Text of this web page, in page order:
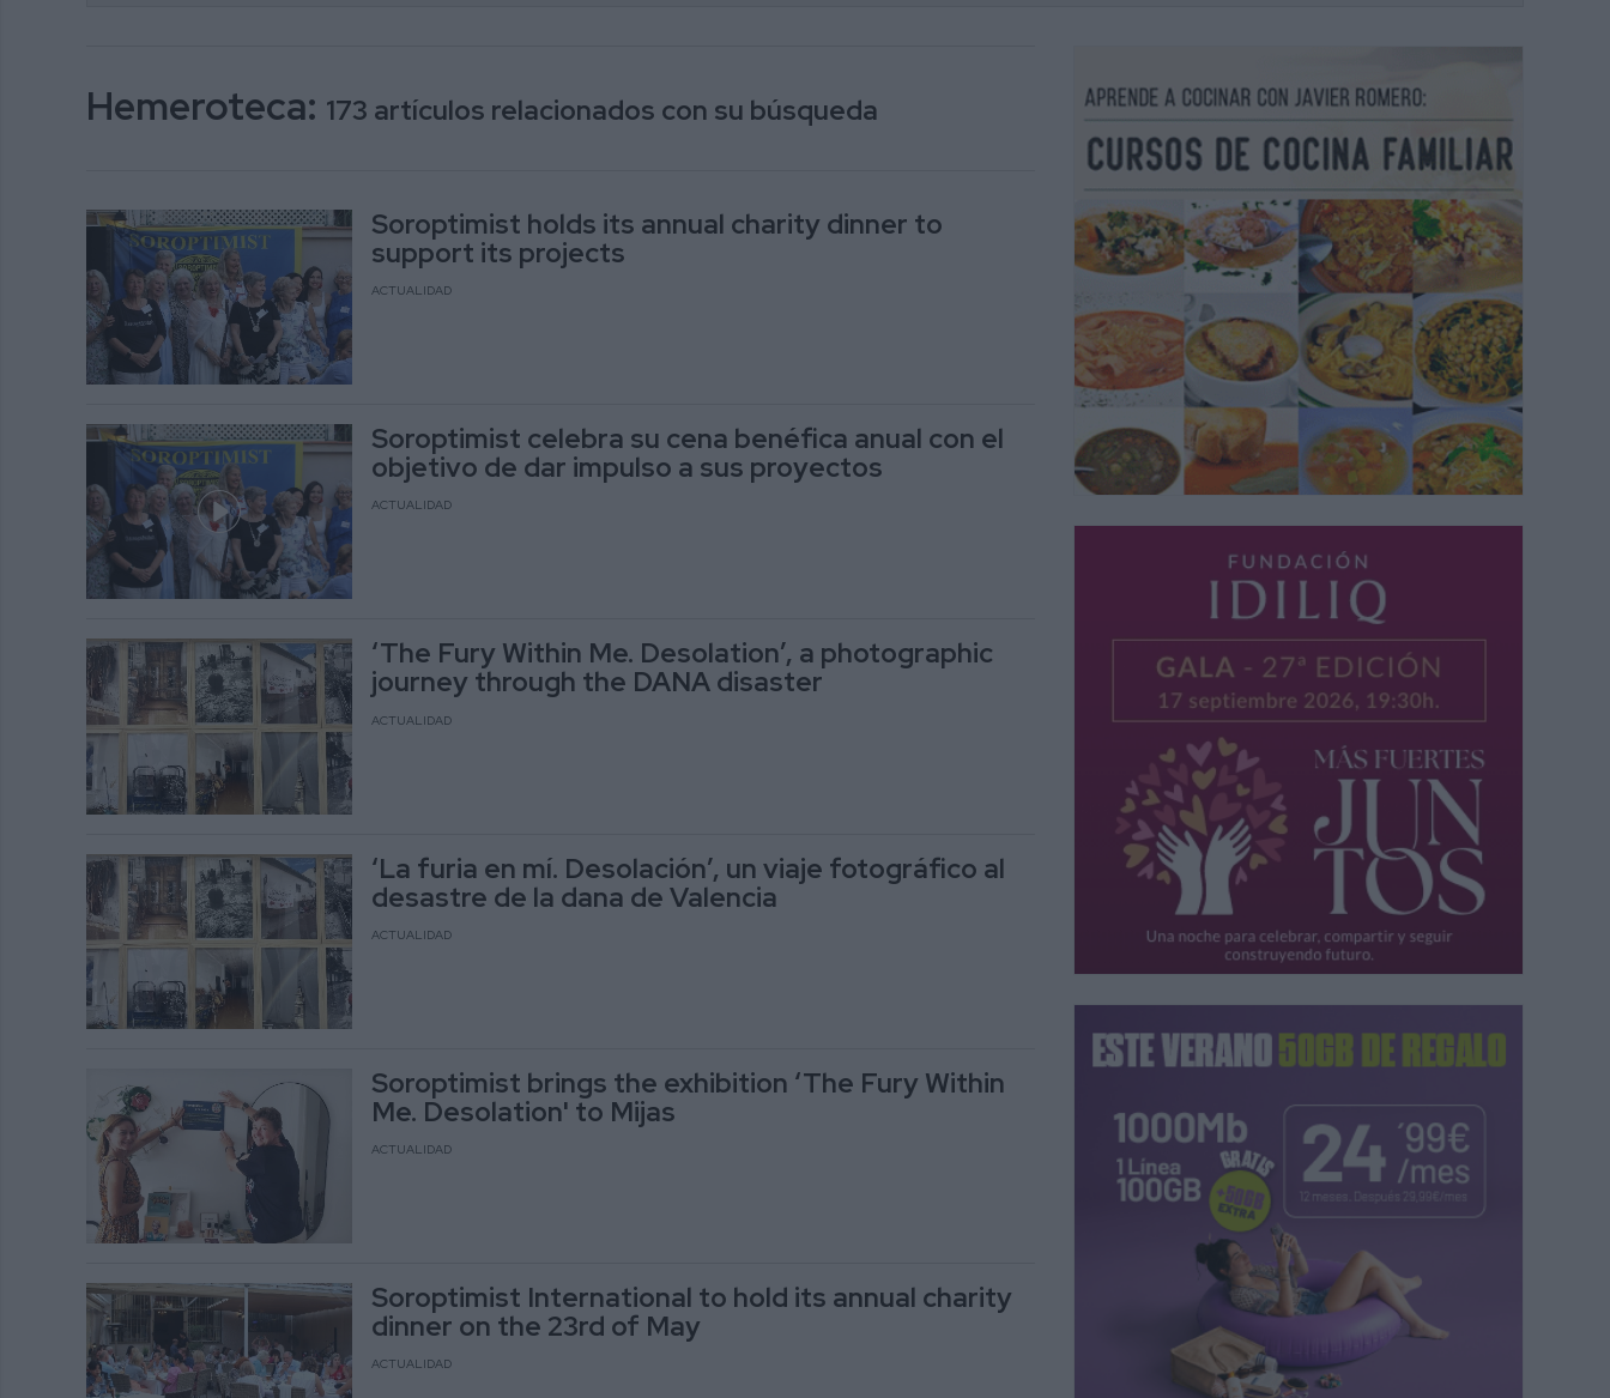
Hemeroteca: 173 artículos relacionados con su búsqueda
Soroptimist holds its annual charity dinner to
support its projects
ACTUALIDAD
Soroptimist celebra su cena benéfica anual con el
objetivo de dar impulso a sus proyectos
ACTUALIDAD
‘The Fury Within Me. Desolation’, a photographic
journey through the DANA disaster
ACTUALIDAD
‘La furia en mí. Desolación’, un viaje fotográfico al
desastre de la dana de Valencia
ACTUALIDAD
Soroptimist brings the exhibition ‘The Fury Within
Me. Desolation' to Mijas
ACTUALIDAD
Soroptimist International to hold its annual charity
dinner on the 23rd of May
ACTUALIDAD